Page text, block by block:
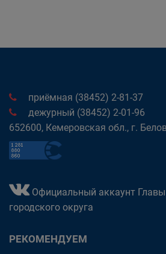
приёмная (38452) 2-81-37
дежурный (38452) 2-01-96
652600, Кемеровская обл., г.
Официальный аккаунт
городского округа
РЕКОМЕНДУЕМ